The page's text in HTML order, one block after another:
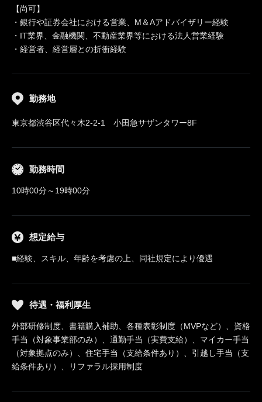
【尚可】
・銀行や証券会社における営業、M＆Aアドバイザリー経験
・IT業界、金融機関、不動産業界等における法人営業経験
・経営者、経営層との折衝経験
勤務地
東京都渋谷区代々木2-2-1 小田急サザンタワー8F
勤務時間
10時00分～19時00分
想定給与
■経験、スキル、年齢を考慮の上、同社規定により優遇
待遇・福利厚生
外部研修制度、書籍購入補助、各種表彰制度（MVPなど）、資格
手当（対象事業部のみ）、通勤手当（実費支給）、マイカー手当
（対象拠点のみ）、住宅手当（支給条件あり）、引越し手当（支
給条件あり）、リファラル採用制度